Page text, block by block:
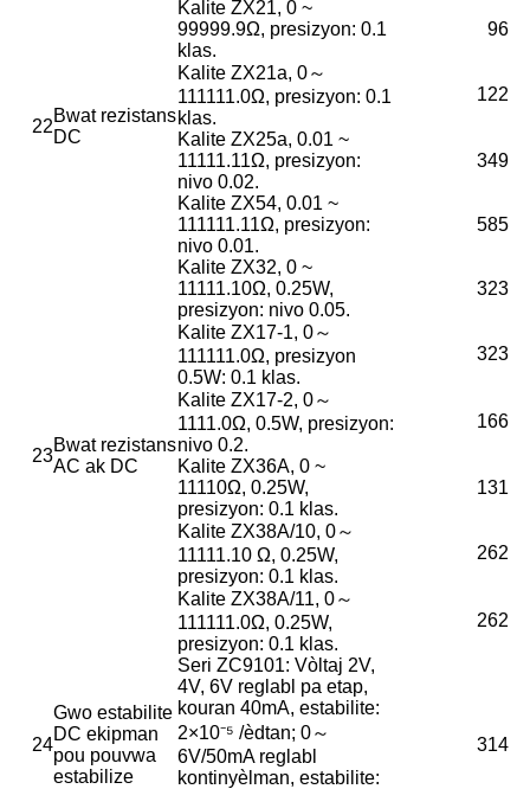
22
Bwat rezistans
DC
Kalite ZX21, 0 ~
99999.9Ω, presizyon: 0.1
klas.
96
Kalite ZX21a, 0～
111111.0Ω, presizyon: 0.1
klas.
122
Kalite ZX25a, 0.01 ~
11111.11Ω, presizyon:
nivo 0.02.
349
Kalite ZX54, 0.01 ~
111111.11Ω, presizyon:
nivo 0.01.
585
23
Bwat rezistans
AC ak DC
Kalite ZX32, 0 ~
11111.10Ω, 0.25W,
presizyon: nivo 0.05.
323
Kalite ZX17-1, 0～
111111.0Ω, presizyon
0.5W: 0.1 klas.
323
Kalite ZX17-2, 0～
1111.0Ω, 0.5W, presizyon:
nivo 0.2.
166
Kalite ZX36A, 0 ~
11110Ω, 0.25W,
presizyon: 0.1 klas.
131
Kalite ZX38A/10, 0～
11111.10 Ω, 0.25W,
presizyon: 0.1 klas.
262
Kalite ZX38A/11, 0～
111111.0Ω, 0.25W,
presizyon: 0.1 klas.
262
24
Gwo estabilite
DC ekipman
pou pouvwa
estabilize
Seri ZC9101: Vòltaj 2V,
4V, 6V reglabl pa etap,
kouran 40mA, estabilite:
2×10⁻⁵ /èdtan; 0～
6V/50mA reglabl
kontinyèlman, estabilite:
314